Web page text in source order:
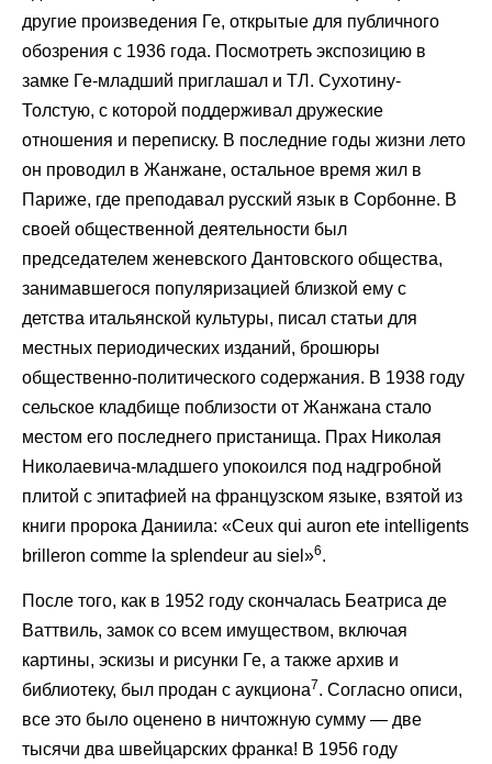
другие произведения Ге, открытые для публичного
обозрения с 1936 года. Посмотреть экспозицию в
замке Ге-младший приглашал и ТЛ. Сухотину-
Толстую, с которой поддерживал дружеские
отношения и переписку. В последние годы жизни лето
он проводил в Жанжане, остальное время жил в
Париже, где преподавал русский язык в Сорбонне. В
своей общественной деятельности был
председателем женевского Дантовского общества,
занимавшегося популяризацией близкой ему с
детства итальянской культуры, писал статьи для
местных периодических изданий, брошюры
общественно-политического содержания. В 1938 году
сельское кладбище поблизости от Жанжана стало
местом его последнего пристанища. Прах Николая
Николаевича-младшего упокоился под надгробной
плитой с эпитафией на французском языке, взятой из
книги пророка Даниила: «Ceux qui auron ete intelligents
brilleron comme la splendeur au siel»6.
После того, как в 1952 году скончалась Беатриса де
Ваттвиль, замок со всем имуществом, включая
картины, эскизы и рисунки Ге, а также архив и
библиотеку, был продан с аукциона7. Согласно описи,
все это было оценено в ничтожную сумму — две
тысячи два швейцарских франка! В 1956 году